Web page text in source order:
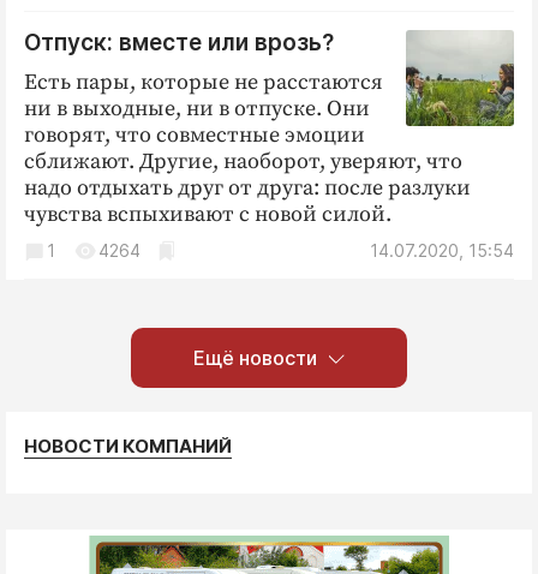
Отпуск: вместе или врозь?
Есть пары, которые не расстаются
ни в выходные, ни в отпуске. Они
говорят, что совместные эмоции
сближают. Другие, наоборот, уверяют, что
надо отдыхать друг от друга: после разлуки
чувства вспыхивают с новой силой.
14.07.2020, 15:54
1 4264
Ещё новости
НОВОСТИ КОМПАНИЙ